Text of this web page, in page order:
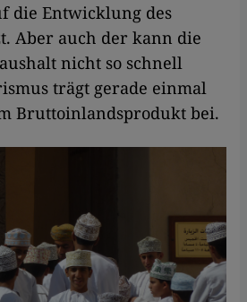
die Entwicklung des
Aber auch der kann die
nicht so schnell
trägt gerade einmal
Bruttoinlandsprodukt bei.